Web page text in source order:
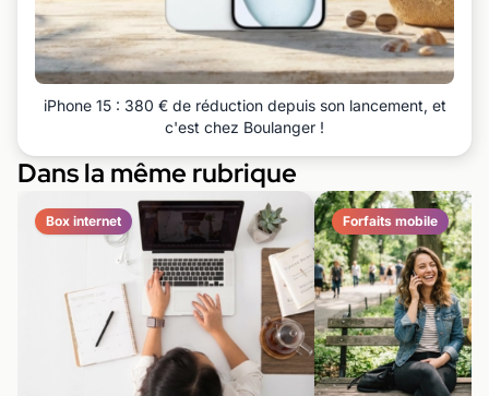
iPhone 15 : 380 € de réduction depuis son lancement, et
c'est chez Boulanger !
Dans la même rubrique
Box internet Forfaits mobile